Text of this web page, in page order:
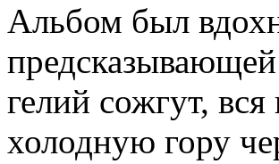
Альбом был
гелий сожгут,
холодную гору